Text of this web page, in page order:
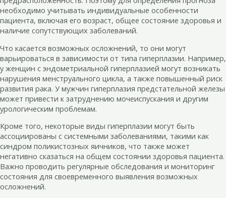
необходимо учитывать индивидуальные особенности
пациента, включая его возраст, общее состояние здоровья и
наличие сопутствующих заболеваний.
Что касается возможных осложнений, то они могут
варьироваться в зависимости от типа гиперплазии. Например,
у женщин с эндометриальной гиперплазией могут возникать
нарушения менструального цикла, а также повышенный риск
развития рака. У мужчин гиперплазия предстательной железы
может привести к затруднению мочеиспускания и другим
урологическим проблемам.
Кроме того, некоторые виды гиперплазии могут быть
ассоциированы с системными заболеваниями, такими как
синдром поликистозных яичников, что также может
негативно сказаться на общем состоянии здоровья пациента.
Важно проводить регулярные обследования и мониторинг
состояния для своевременного выявления возможных
осложнений.